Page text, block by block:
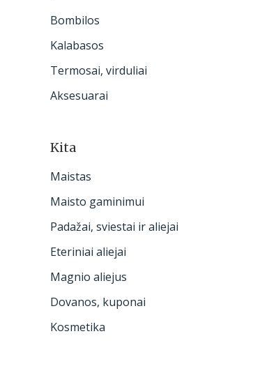
Bombilos
Kalabasos
Termosai, virduliai
Aksesuarai
Kita
Maistas
Maisto gaminimui
Padažai, sviestai ir aliejai
Eteriniai aliejai
Magnio aliejus
Dovanos, kuponai
Kosmetika